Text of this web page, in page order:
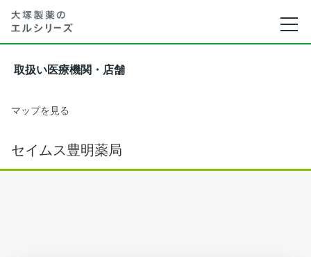
取扱い医療機関・店舗
マップを見る
セイムス豊明薬局